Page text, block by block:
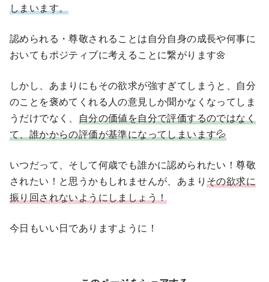
しまいます。
認められる・尊敬されることは自分自身の成長や何事に
おいてもポジティブに考えることに繋がります🌼
しかし、あまりにもその欲求が強すぎてしまうと、自分
のことを褒めてくれる人の意見しか聞かなくなってしま
うだけでなく、 自分の価値を自分で評価するのではなく
て、誰かからの評価が基準になってしまいます💦
いつだって、そして何歳でも誰かに認められたい！尊敬
されたい！と思うかもしれませんが、あまりその欲求に
振り回されないようにしましょう！
今日もいい日でありますように！